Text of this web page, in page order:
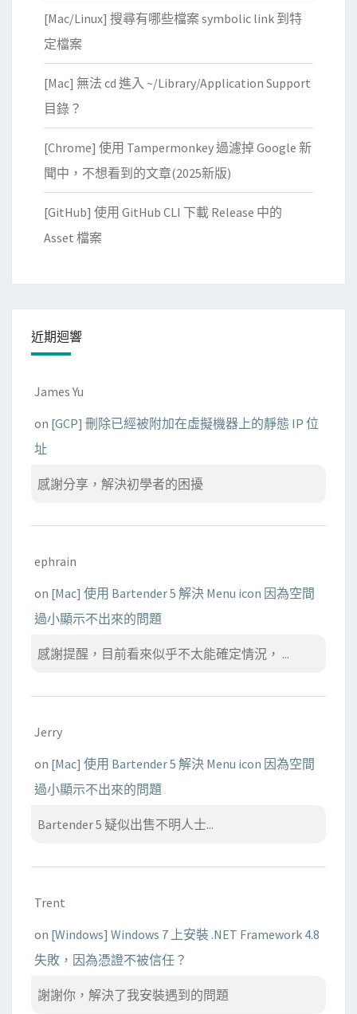
[Mac/Linux] 搜尋有哪些檔案 symbolic link 到特
定檔案
[Mac] 無法 cd 進入 ~/Library/Application Support
目錄？
[Chrome] 使用 Tampermonkey 過濾掉 Google 新
聞中，不想看到的文章(2025新版)
[GitHub] 使用 GitHub CLI 下載 Release 中的
Asset 檔案
近期迴響
James Yu
on [GCP] 刪除已經被附加在虛擬機器上的靜態 IP 位
址
感謝分享，解決初學者的困擾
ephrain
on [Mac] 使用 Bartender 5 解決 Menu icon 因為空間
過小顯示不出來的問題
感謝提醒，目前看來似乎不太能確定情況， ...
Jerry
on [Mac] 使用 Bartender 5 解決 Menu icon 因為空間
過小顯示不出來的問題
Bartender 5 疑似出售不明人士...
Trent
on [Windows] Windows 7 上安裝 .NET Framework 4.8
失敗，因為憑證不被信任？
謝謝你，解決了我安裝遇到的問題